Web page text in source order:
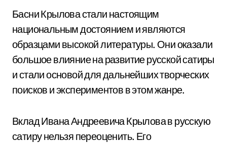
Басни Крылова стали настоящим
национальным достоянием и являются
образцами высокой литературы. Они оказали
большое влияние на развитие русской сатиры
и стали основой для дальнейших творческих
поисков и экспериментов в этом жанре.
Вклад Ивана Андреевича Крылова в русскую
сатиру нельзя переоценить. Его